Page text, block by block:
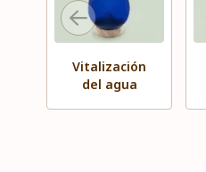
Vitalización
del agua